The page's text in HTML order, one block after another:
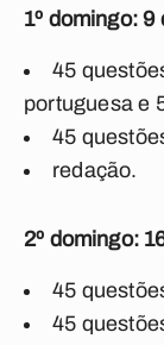
1º domingo:
45
portuguesa e
45
redação.
2º domingo:
45
45